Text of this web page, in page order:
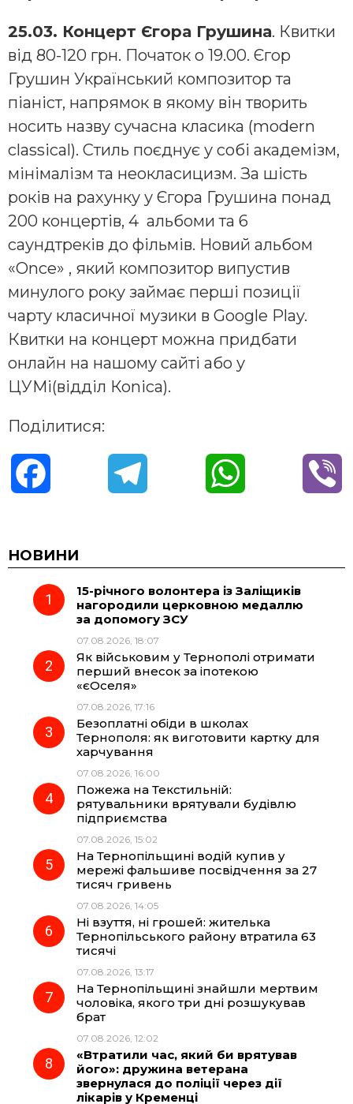
25.03. Концерт Єгора Грушина. Квитки
від 80-120 грн. Початок о 19.00. Єгор
Грушин Український композитор та
піаніст, напрямок в якому він творить
носить назву сучасна класика (modern
classical). Стиль поєднує у собі академізм,
мінімалізм та неокласицизм. За шість
років на рахунку у Єгора Грушина понад
200 концертів, 4 альбоми та 6
саундтреків до фільмів. Новий альбом
«Once» , який композитор випустив
минулого року займає перші позиції
чарту класичної музики в Google Play.
Квитки на концерт можна придбати
онлайн на нашому сайті або у
ЦУМі(відділ Коnіса).
Поділитися:
c
e
o
k
e
g
r
a
m
t
A
НОВИНИ
15-річного волонтера із Заліщиків
нагородили церковною медаллю
за допомогу ЗСУ
07.08.2026, 18:07
Як військовим у Тернополі отримати
перший внесок за іпотекою
«єОселя»
07.08.2026, 17:16
Безоплатні обіди в школах
Тернополя: як виготовити картку для
харчування
07.08.2026, 16:00
Пожежа на Текстильній:
рятувальники врятували будівлю
підприємства
07.08.2026, 15:02
На Тернопільщині водій купив у
мережі фальшиве посвідчення за 27
тисяч гривень
07.08.2026, 14:05
Ні взуття, ні грошей: жителька
Тернопільського району втратила 63
тисячі
07.08.2026, 13:17
На Тернопільщині знайшли мертвим
чоловіка, якого три дні розшукував
брат
07.08.2026, 12:02
«Втратили час, який би врятував
його»: дружина ветерана
звернулася до поліції через дії
лікарів у Кременці